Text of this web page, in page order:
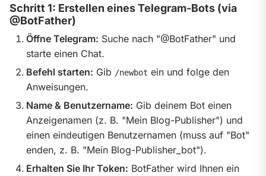
Schritt 1: Erstellen eines Telegram-Bots (via
@BotFather)
Öffne Telegram: Suche nach "@BotFather" und
starte einen Chat.
Befehl starten: Gib /newbot ein und folge den
Anweisungen.
Name & Benutzername: Gib deinem Bot einen
Anzeigenamen (z. B. "Mein Blog-Publisher") und
einen eindeutigen Benutzernamen (muss auf "Bot"
enden, z. B. "Mein Blog-Publisher_bot").
Erhalten Sie Ihr Token: BotFather wird Ihnen ein